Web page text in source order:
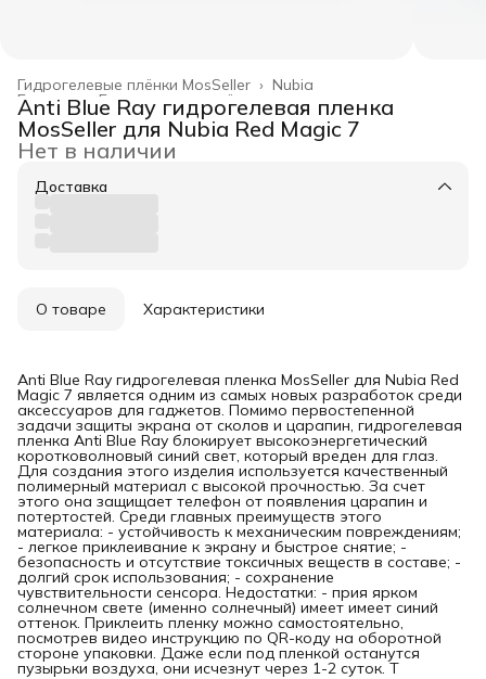
Nubia
Гидрогелевые плёнки MosSeller ›
Гидрогелевые плёнки ›
Главная ›
Anti Blue Ray гидрогелевая пленка
MosSeller для Nubia Red Magic 7
Нет в наличии
Доставка
О товаре Характеристики
Anti Blue Ray гидрогелевая пленка MosSeller для Nubia Red
Magic 7 является одним из самых новых разработок среди
аксессуаров для гаджетов. Помимо первостепенной
задачи защиты экрана от сколов и царапин, гидрогелевая
пленка Anti Blue Ray блокирует высокоэнергетический
коротковолновый синий свет, который вреден для глаз.
Для создания этого изделия используется качественный
полимерный материал с высокой прочностью. За счет
этого она защищает телефон от появления царапин и
потертостей. Среди главных преимуществ этого
материала: - устойчивость к механическим повреждениям;
- легкое приклеивание к экрану и быстрое снятие; -
безопасность и отсутствие токсичных веществ в составе; -
долгий срок использования; - сохранение
чувствительности сенсора. Недостатки: - прия ярком
солнечном свете (именно солнечный) имеет имеет синий
оттенок. Приклеить пленку можно самостоятельно,
посмотрев видео инструкцию по QR-коду на оборотной
стороне упаковки. Даже если под пленкой останутся
пузырьки воздуха, они исчезнут через 1-2 суток. Т